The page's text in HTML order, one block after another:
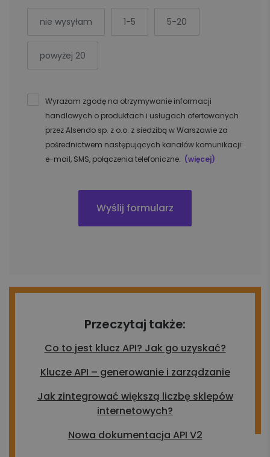
nie wysyłam 1-5 5-20
powyżej 20
Wyrażam zgodę na otrzymywanie informacji
handlowych o produktach i usługach ofertowanych
przez Alsendo sp. z o.o. z siedzibą w Warszawie za
pośrednictwem następujących kanałów komunikacji:
e-mail, SMS, połączenia telefoniczne. (więcej)
Przeczytaj także:
Co to jest klucz API? Jak go uzyskać?
Klucze API – generowanie i zarządzanie
Jak zintegrować większą liczbę sklepów
internetowych?
Nowa dokumentacja API V2